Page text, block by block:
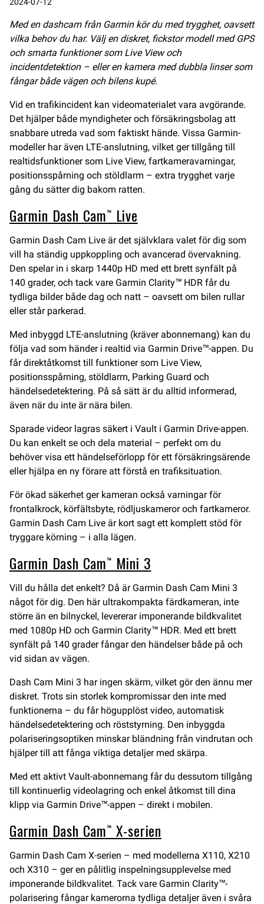
2024-07-12
Med en dashcam från Garmin kör du med trygghet, oavsett
vilka behov du har. Välj en diskret, fickstor modell med GPS
och smarta funktioner som Live View och
incidentdetektion – eller en kamera med dubbla linser som
fångar både vägen och bilens kupé.
Vid en trafikincident kan videomaterialet vara avgörande.
Det hjälper både myndigheter och försäkringsbolag att
snabbare utreda vad som faktiskt hände. Vissa Garmin-
modeller har även LTE-anslutning, vilket ger tillgång till
realtidsfunktioner som Live View, fartkameravarningar,
positionsspårning och stöldlarm – extra trygghet varje
gång du sätter dig bakom ratten.
Garmin Dash Cam™ Live
Garmin Dash Cam Live är det självklara valet för dig som
vill ha ständig uppkoppling och avancerad övervakning.
Den spelar in i skarp 1440p HD med ett brett synfält på
140 grader, och tack vare Garmin Clarity™ HDR får du
tydliga bilder både dag och natt – oavsett om bilen rullar
eller står parkerad.
Med inbyggd LTE-anslutning (kräver abonnemang) kan du
följa vad som händer i realtid via Garmin Drive™-appen. Du
får direktåtkomst till funktioner som Live View,
positionsspårning, stöldlarm, Parking Guard och
händelsedetektering. På så sätt är du alltid informerad,
även när du inte är nära bilen.
Sparade videor lagras säkert i Vault i Garmin Drive-appen.
Du kan enkelt se och dela material – perfekt om du
behöver visa ett händelseförlopp för ett försäkringsärende
eller hjälpa en ny förare att förstå en trafiksituation.
För ökad säkerhet ger kameran också varningar för
frontalkrock, körfältsbyte, rödljuskameror och fartkameror.
Garmin Dash Cam Live är kort sagt ett komplett stöd för
tryggare körning – i alla lägen.
Garmin Dash Cam™ Mini 3
Vill du hålla det enkelt? Då är Garmin Dash Cam Mini 3
något för dig. Den här ultrakompakta färdkameran, inte
större än en bilnyckel, levererar imponerande bildkvalitet
med 1080p HD och Garmin Clarity™ HDR. Med ett brett
synfält på 140 grader fångar den händelser både på och
vid sidan av vägen.
Dash Cam Mini 3 har ingen skärm, vilket gör den ännu mer
diskret. Trots sin storlek kompromissar den inte med
funktionerna – du får högupplöst video, automatisk
händelsedetektering och röststyrning. Den inbyggda
polariseringsoptiken minskar bländning från vindrutan och
hjälper till att fånga viktiga detaljer med skärpa.
Med ett aktivt Vault-abonnemang får du dessutom tillgång
till kontinuerlig videolagring och enkel åtkomst till dina
klipp via Garmin Drive™-appen – direkt i mobilen.
Garmin Dash Cam™ X-serien
Garmin Dash Cam X-serien – med modellerna X110, X210
och X310 – ger en pålitlig inspelningsupplevelse med
imponerande bildkvalitet. Tack vare Garmin Clarity™-
polarisering fångar kamerorna tydliga detaljer även i svåra